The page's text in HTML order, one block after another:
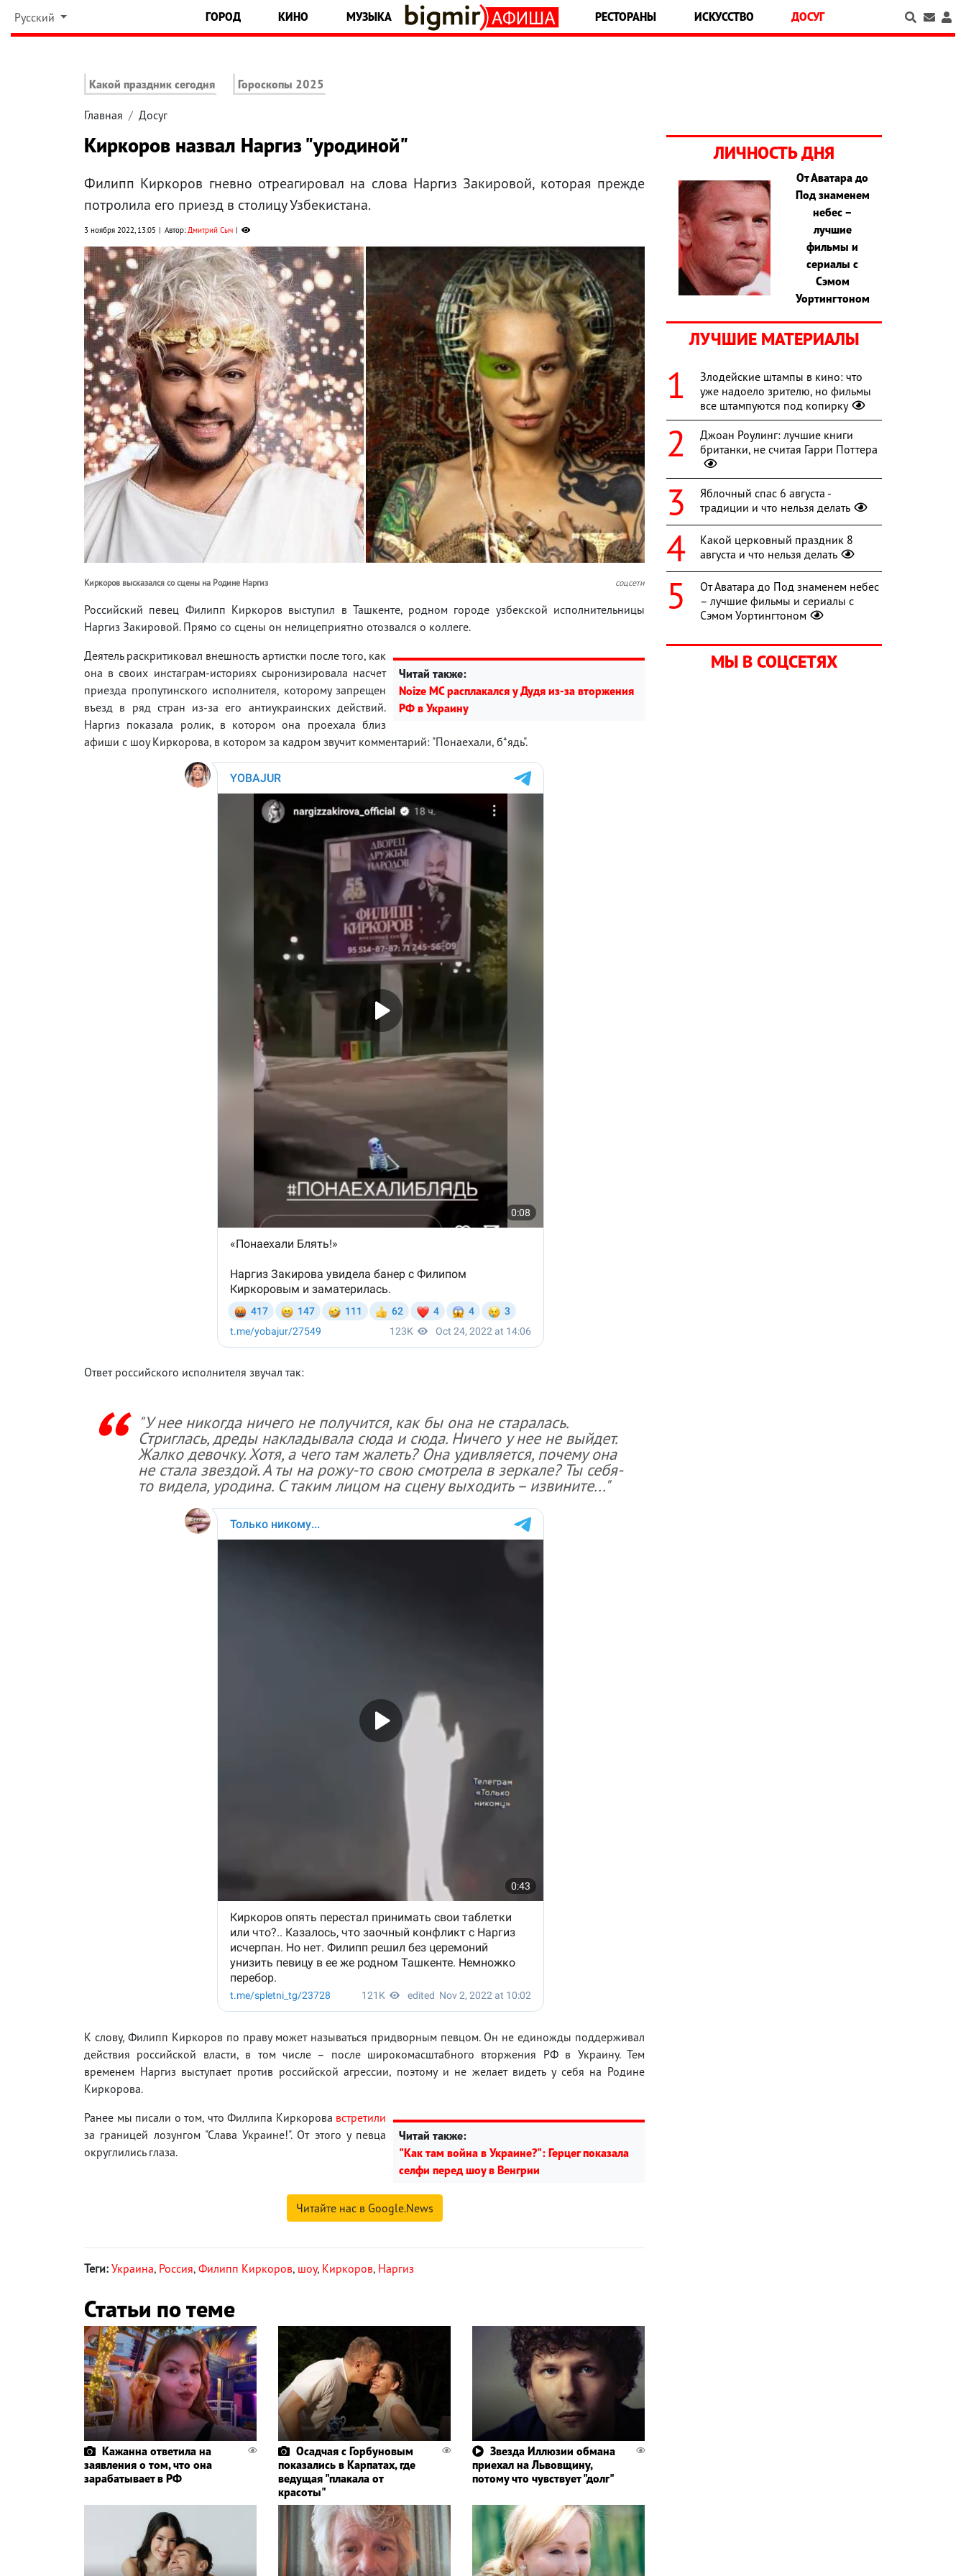
Русский ГОРОД КИНО МУЗЫКА РЕСТОРАНЫ ИСКУССТВО ДОСУГ
Какой праздник сегодня Гороскопы 2025
Главная Досуг
Киркоров назвал Наргиз "уродиной"
Филипп Киркоров гневно отреагировал на слова Наргиз Закировой, которая прежде
потролила его приезд в столицу Узбекистана.
3 ноября 2022, 13:05 Автор:Дмитрий Сыч
Киркоров высказался со сцены на Родине Наргиз соцсети
Российский певец Филипп Киркоров выступил в Ташкенте, родном городе узбекской исполнительницы
Наргиз Закировой. Прямо со сцены он нелицеприятно отозвался о коллеге.
Читай также:
Noize MC расплакался у Дудя из-за вторжения
РФ в Украину
Деятель раскритиковал внешность артистки после того, как
она в своих инстаграм-историях сыронизировала насчет
приезда пропутинского исполнителя, которому запрещен
въезд в ряд стран из-за его антиукраинских действий.
Наргиз показала ролик, в котором она проехала близ
афиши с шоу Киркорова, в котором за кадром звучит комментарий: "Понаехали, б*ядь".
Ответ российского исполнителя звучал так:
"У нее никогда ничего не получится, как бы она не старалась.
Стриглась, дреды накладывала сюда и сюда. Ничего у нее не выйдет.
Жалко девочку. Хотя, а чего там жалеть? Она удивляется, почему она
не стала звездой. А ты на рожу-то свою смотрела в зеркале? Ты себя-
то видела, уродина. С таким лицом на сцену выходить – извините..."
К слову, Филипп Киркоров по праву может называться придворным певцом. Он не единожды поддерживал
действия российской власти, в том числе – после широкомасштабного вторжения РФ в Украину. Тем
временем Наргиз выступает против российской агрессии, поэтому и не желает видеть у себя на Родине
Киркорова.
Читай также:
"Как там война в Украине?": Герцег показала
селфи перед шоу в Венгрии
Ранее мы писали о том, что Филлипа Киркорова встретили
за границей лозунгом "Слава Украине!". От этого у певца
округлились глаза.
Читайте нас в Google.News
Теги: Украина, Россия, Филипп Киркоров, шоу, Киркоров, Наргиз
Статьи по теме
Кажанна ответила на
заявления о том, что она
зарабатывает в РФ
Осадчая с Горбуновым
показались в Карпатах, где
ведущая "плакала от
красоты"
Звезда Иллюзии обмана
приехал на Львовщину,
потому что чувствует "долг"
ЛИЧНОСТЬ ДНЯ
От Аватара до
Под знаменем
небес –
лучшие
фильмы и
сериалы с
Сэмом
Уортингтоном
ЛУЧШИЕ МАТЕРИАЛЫ
Злодейские штампы в кино: что
уже надоело зрителю, но фильмы
все штампуются под копирку
Джоан Роулинг: лучшие книги
британки, не считая Гарри Поттера
Яблочный спас 6 августа -
традиции и что нельзя делать
Какой церковный праздник 8
августа и что нельзя делать
От Аватара до Под знаменем небес
– лучшие фильмы и сериалы с
Сэмом Уортингтоном
МЫ В СОЦСЕТЯХ